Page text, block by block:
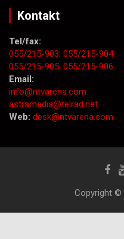
Kontakt
Tel/fax:
055/215-903; 055/215-904
055/215-905; 055/215-906
Email:
info@ntvarena.com
astramedia@telrad.net
Web: desk@ntvarena.com
Copyright ©